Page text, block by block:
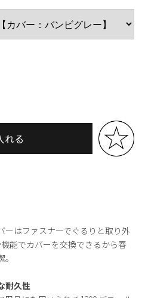
れる
ーはファスナーでぐるりと取り外
能でカバーを交換できるから春
耐久性